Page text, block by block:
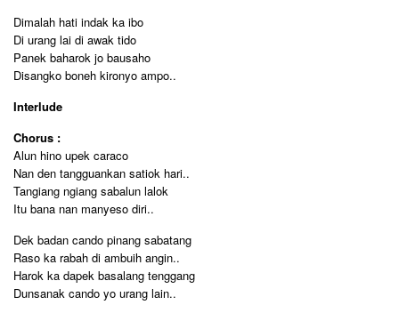
Dimalah hati indak ka ibo
Di urang lai di awak tido
Panek baharok jo bausaho
Disangko boneh kironyo ampo..
Interlude
Chorus :
Alun hino upek caraco
Nan den tangguankan satiok hari..
Tangiang ngiang sabalun lalok
Itu bana nan manyeso diri..
Dek badan cando pinang sabatang
Raso ka rabah di ambuih angin..
Harok ka dapek basalang tenggang
Dunsanak cando yo urang lain..